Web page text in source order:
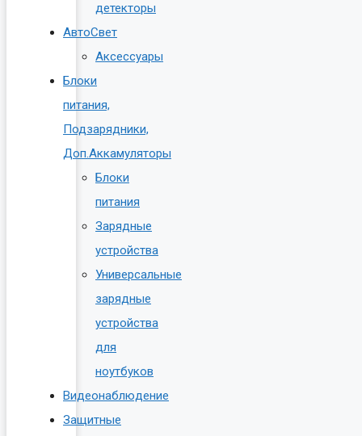
детекторы
АвтоСвет
Аксессуары
Блоки
питания,
Подзарядники,
Доп.Аккамуляторы
Блоки
питания
Зарядные
устройства
Универсальные
зарядные
устройства
для
ноутбуков
Видеонаблюдение
Защитные